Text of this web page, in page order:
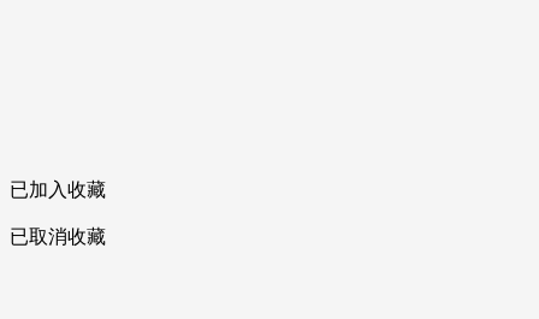
已加入收藏
已取消收藏